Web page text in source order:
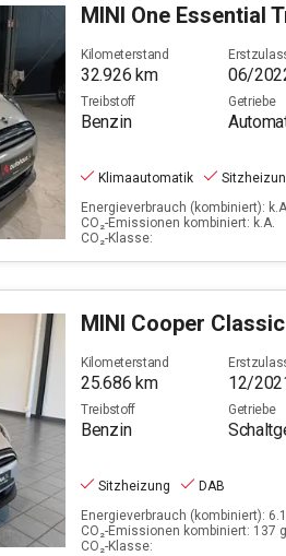
MINI One Essential
Kilometerstand
32.926 km 06/
Treibstoff
Benzin
Getriebe
Klimaautomatik
Energieverbrauch (kombiniert):
CO₂-Emissionen kombiniert: k.A.
CO₂-Klasse:
MINI Cooper Classic Trim
Kilometerstand
25.686 km 12/
Treibstoff
Benzin
Getriebe
Sitzheizung
DAB
Energieverbrauch (kombiniert):
CO₂-Emissionen kombiniert: 137
CO₂-Klasse: